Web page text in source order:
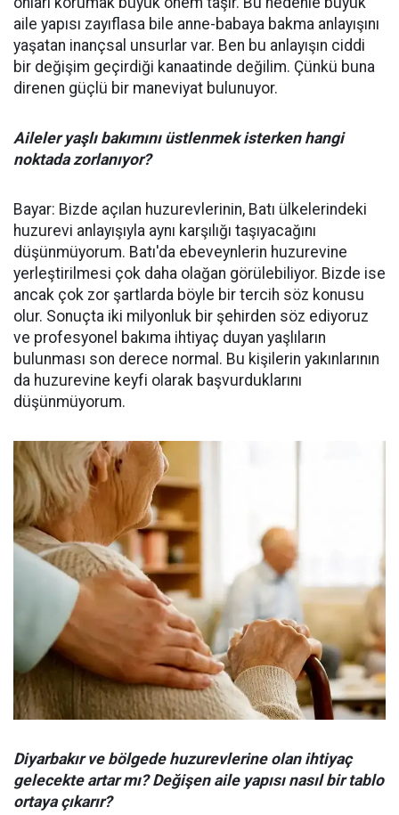
aile yapısı zayıflasa bile anne-babaya bakma anlayışını
yaşatan inançsal unsurlar var. Ben bu anlayışın ciddi
bir değişim geçirdiği kanaatinde değilim. Çünkü buna
direnen güçlü bir maneviyat bulunuyor.
Aileler yaşlı bakımını üstlenmek isterken hangi
noktada zorlanıyor?
Bayar: Bizde açılan huzurevlerinin, Batı ülkelerindeki
huzurevi anlayışıyla aynı karşılığı taşıyacağını
düşünmüyorum. Batı'da ebeveynlerin huzurevine
yerleştirilmesi çok daha olağan görülebiliyor. Bizde ise
ancak çok zor şartlarda böyle bir tercih söz konusu
olur. Sonuçta iki milyonluk bir şehirden söz ediyoruz
ve profesyonel bakıma ihtiyaç duyan yaşlıların
bulunması son derece normal. Bu kişilerin yakınlarının
da huzurevine keyfi olarak başvurduklarını
düşünmüyorum.
Diyarbakır ve bölgede huzurevlerine olan ihtiyaç
gelecekte artar mı? Değişen aile yapısı nasıl bir tablo
ortaya çıkarır?